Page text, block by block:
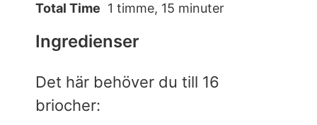
Total Time 1 timme, 15 minuter
Ingredienser
Det här behöver du till 16
briocher: